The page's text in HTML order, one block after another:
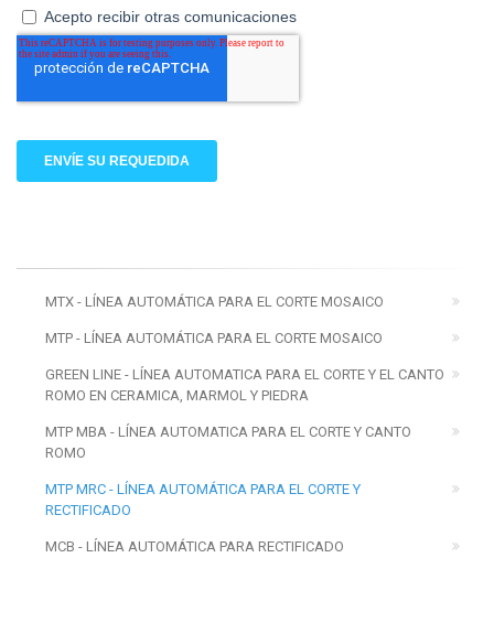
MTX - LÍNEA AUTOMÁTICA PARA EL CORTE MOSAICO
MTP - LÍNEA AUTOMÁTICA PARA EL CORTE MOSAICO
GREEN LINE - LÍNEA AUTOMATICA PARA EL CORTE Y EL CANTO
ROMO EN CERAMICA, MARMOL Y PIEDRA
MTP MBA - LÍNEA AUTOMATICA PARA EL CORTE Y CANTO
ROMO
MTP MRC - LÍNEA AUTOMÁTICA PARA EL CORTE Y
RECTIFICADO
MCB - LÍNEA AUTOMÁTICA PARA RECTIFICADO